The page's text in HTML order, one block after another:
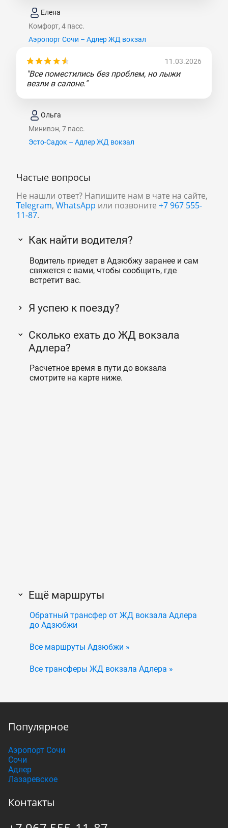
Елена
Комфорт, 4 пасс.
Аэропорт Сочи – Адлер ЖД вокзал
11.03.2026
"Все поместились без проблем, но лыжи
везли в салоне."
Ольга
Минивэн, 7 пасс.
Эсто-Садок – Адлер ЖД вокзал
Частые вопросы
Не нашли ответ? Напишите нам в чате на сайте,
Telegram, WhatsApp или позвоните +7 967 555-
11-87.
Как найти водителя?
Водитель приедет в Адзюбжу заранее и сам
свяжется с вами, чтобы сообщить, где
встретит вас.
Я успею к поезду?
Сколько ехать до ЖД вокзала
Адлера?
Расчетное время в пути до вокзала
смотрите на карте ниже.
Ещё маршруты
Обратный трансфер от ЖД вокзала Адлера
до Адзюбжи
Все маршруты Адзюбжи »
Все трансферы ЖД вокзала Адлера »
Популярное
Аэропорт Сочи
Сочи
Адлер
Лазаревское
Контакты